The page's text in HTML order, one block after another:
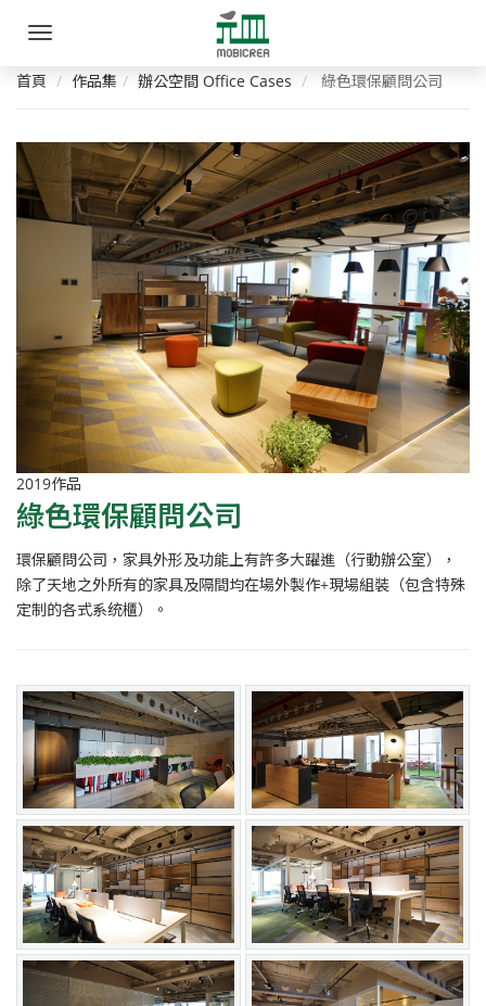
手
選
元
皿
具
創
意
有
限
公
司
首頁 作品集 辦公空間 Office Cases 綠色環保顧問公司
2019作品
綠色環保顧問公司
環保顧問公司，家具外形及功能上有許多大躍進（行動辦公室），
除了天地之外所有的家具及隔間均在場外製作+現場組裝（包含特殊
定制的各式系统櫃）。